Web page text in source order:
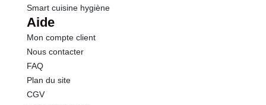
Smart cuisine hygiène
Aide
Mon compte client
Nous contacter
FAQ
Plan du site
CGV